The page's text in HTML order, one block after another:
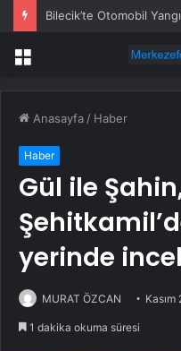
Çin Ordusu’nun 99. yılı
Menü
Anasayfa / Haber
Haber
Gül ile
yerinde
MURAT ÖZCAN
1 dakika okuma süresi